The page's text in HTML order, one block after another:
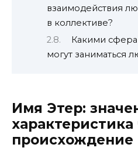
взаимодействия
в коллективе?
Какими
могут заниматься
Имя Этер:
характеристика